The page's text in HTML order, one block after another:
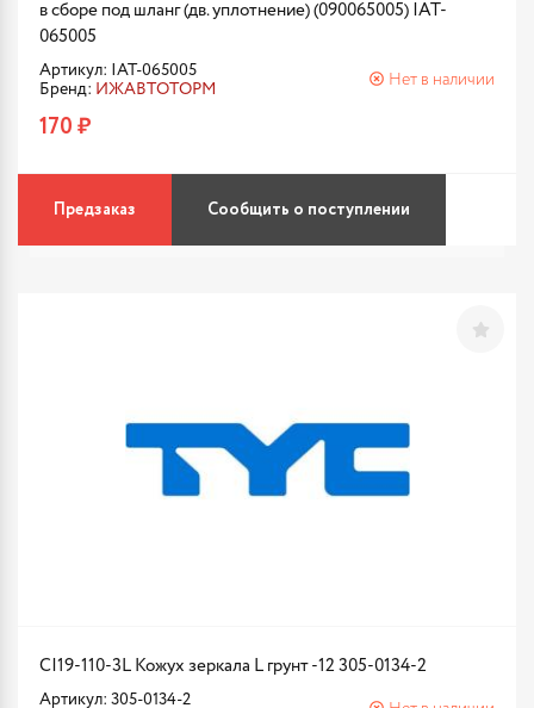
в сборе под шланг (дв. уплотнение) (090065005) IAT-
065005
Артикул: IAT-065005
Бренд: ИЖАВТОТОРМ
Нет в наличии
170 ₽
Предзаказ Сообщить о поступлении
CI19-110-3L Кожух зеркала L грунт -12 305-0134-2
Артикул: 305-0134-2